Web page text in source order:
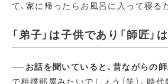
て、家に帰ったらお風呂に入って寝る
「弟子」は子供であり「師匠」
──お話を聞いていると、昔ながらの師
で相撲部屋みたいでしょう（笑）。時